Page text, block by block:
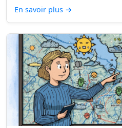
En savoir plus →